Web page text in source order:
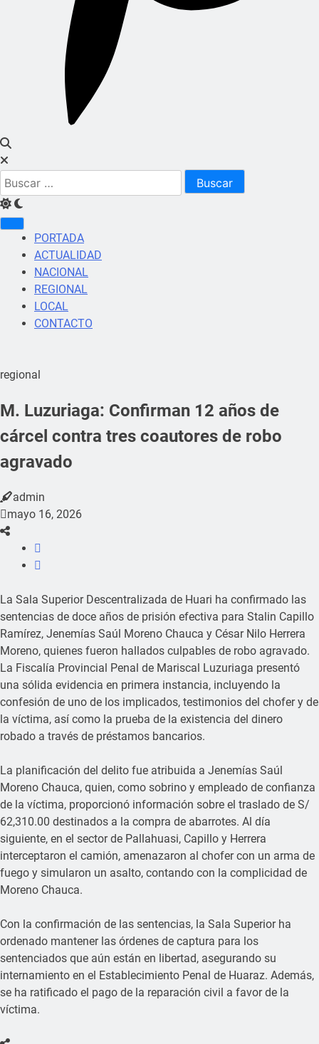
Buscar:
PORTADA
ACTUALIDAD
NACIONAL
REGIONAL
LOCAL
CONTACTO
regional
M. Luzuriaga: Confirman 12 años de
cárcel contra tres coautores de robo
agravado
admin
mayo 16, 2026
La Sala Superior Descentralizada de Huari ha confirmado las
sentencias de doce años de prisión efectiva para Stalin Capillo
Ramírez, Jenemías Saúl Moreno Chauca y César Nilo Herrera
Moreno, quienes fueron hallados culpables de robo agravado.
La Fiscalía Provincial Penal de Mariscal Luzuriaga presentó
una sólida evidencia en primera instancia, incluyendo la
confesión de uno de los implicados, testimonios del chofer y de
la víctima, así como la prueba de la existencia del dinero
robado a través de préstamos bancarios.
La planificación del delito fue atribuida a Jenemías Saúl
Moreno Chauca, quien, como sobrino y empleado de confianza
de la víctima, proporcionó información sobre el traslado de S/
62,310.00 destinados a la compra de abarrotes. Al día
siguiente, en el sector de Pallahuasi, Capillo y Herrera
interceptaron el camión, amenazaron al chofer con un arma de
fuego y simularon un asalto, contando con la complicidad de
Moreno Chauca.
Con la confirmación de las sentencias, la Sala Superior ha
ordenado mantener las órdenes de captura para los
sentenciados que aún están en libertad, asegurando su
internamiento en el Establecimiento Penal de Huaraz. Además,
se ha ratificado el pago de la reparación civil a favor de la
víctima.